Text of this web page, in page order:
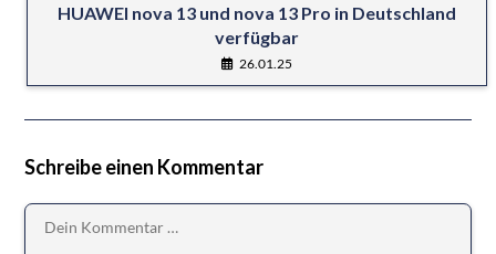
HUAWEI nova 13 und nova 13 Pro in Deutschland
verfügbar
26.01.25
Schreibe einen Kommentar